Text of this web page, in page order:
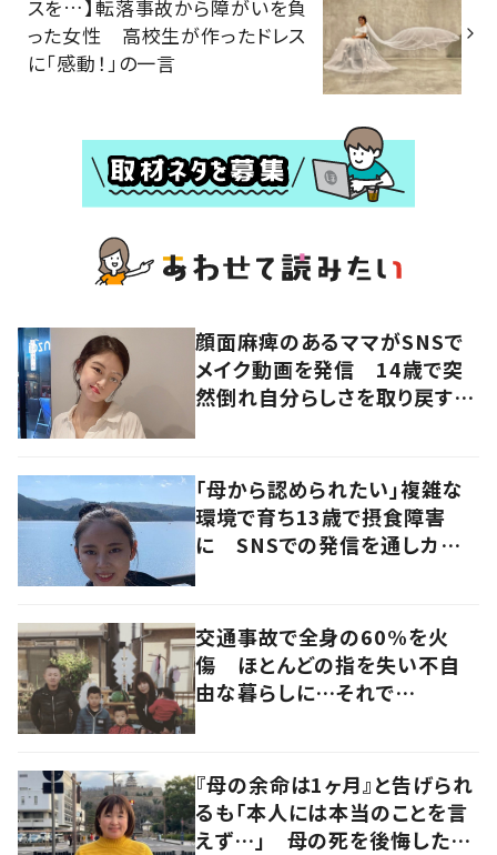
スを…】転落事故から障がいを負
った女性 高校生が作ったドレス
に「感動！」の一言
顔面麻痺のあるママがSNSで
メイク動画を発信 14歳で突
然倒れ自分らしさを取り戻すま
「母から認められたい」複雑な
環境で育ち13歳で摂食障害
に SNSでの発信を通しカウン
交通事故で全身の60%を火
傷 ほとんどの指を失い不自
由な暮らしに…それで
『母の余命は1ヶ月』と告げられ
るも「本人には本当のことを言
えず…」 母の死を後悔した女